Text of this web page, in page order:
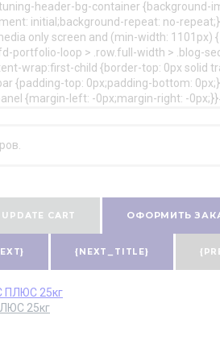
header-bg-container
initial;background-repeat: no-
only screen and (min-width:
portfolio-loop > .row.full-width > .blog-
wrap:first-child {border-top: 0px solid
{padding-top: 0px;padding-bottom:
{margin-left: -0px;margin-right: -
UPDATE CART ОФОРМИТЬ
{NEXT_TITLE}
25кг